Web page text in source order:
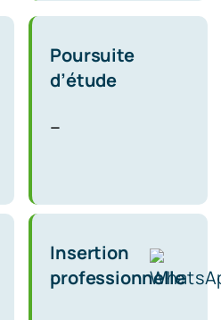
Poursuite
d’étude
–
Insertion
professionnelle